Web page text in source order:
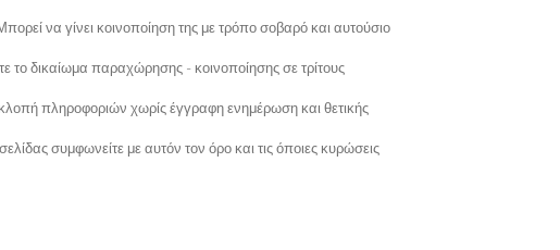
να γίνει κοινοποίηση της με τρόπο σοβαρό και αυτούσιο
δικαίωμα παραχώρησης - κοινοποίησης σε τρίτους
πληροφοριών χωρίς έγγραφη ενημέρωση και θετικής
συμφωνείτε με αυτόν τον όρο και τις όποιες κυρώσεις